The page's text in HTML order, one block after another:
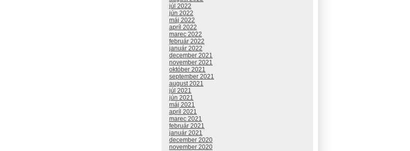
júl 2022
jún 2022
máj 2022
apríl 2022
marec 2022
február 2022
január 2022
december 2021
november 2021
október 2021
september 2021
august 2021
júl 2021
jún 2021
máj 2021
apríl 2021
marec 2021
február 2021
január 2021
december 2020
november 2020